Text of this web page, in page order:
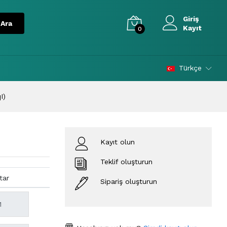
0
Giriş
Kayıt
Türkçe
Kayıt olun
Teklif oluşturun
Sipariş oluşturun